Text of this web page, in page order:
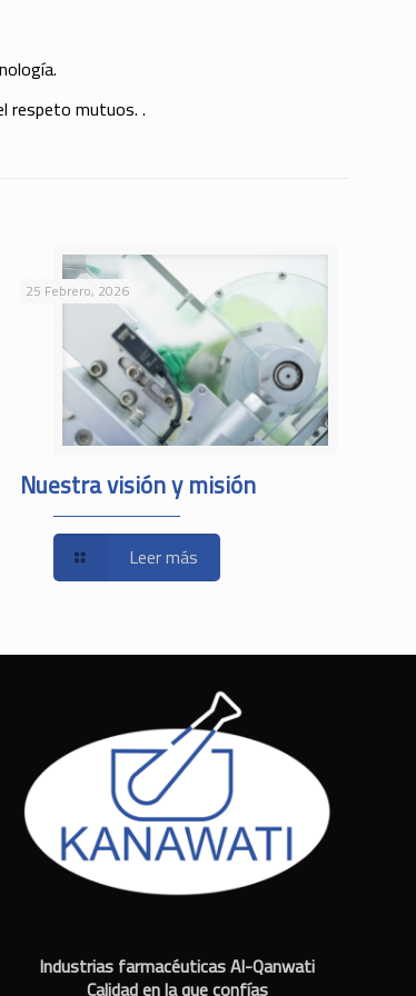
respeto mutuos. .
25 Febrero, 2026
Nuestra visión y misión
Leer más
Industrias farmacéuticas Al-Qanwati
Calidad en la que confías